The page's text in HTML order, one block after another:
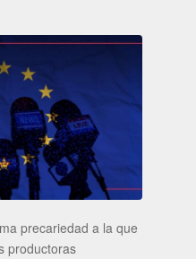
precariedad a la que
productoras